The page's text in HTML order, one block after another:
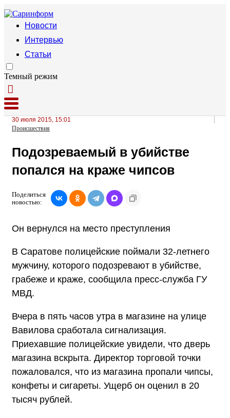
Новости
Интервью
Статьи
Темный режим
30 июля 2015, 15:01
Происшествия
Подозреваемый в убийстве
попался на краже чипсов
Поделиться
новостью:
Он вернулся на место преступления
В Саратове полицейские поймали 32-летнего
мужчину, которого подозревают в убийстве,
грабеже и краже, сообщила пресс-служба ГУ
МВД.
Вчера в пять часов утра в магазине на улице
Вавилова сработала сигнализация.
Приехавшие полицейские увидели, что дверь
магазина вскрыта. Директор торговой точки
пожаловался, что из магазина пропали чипсы,
конфеты и сигареты. Ущерб он оценил в 20
тысяч рублей.